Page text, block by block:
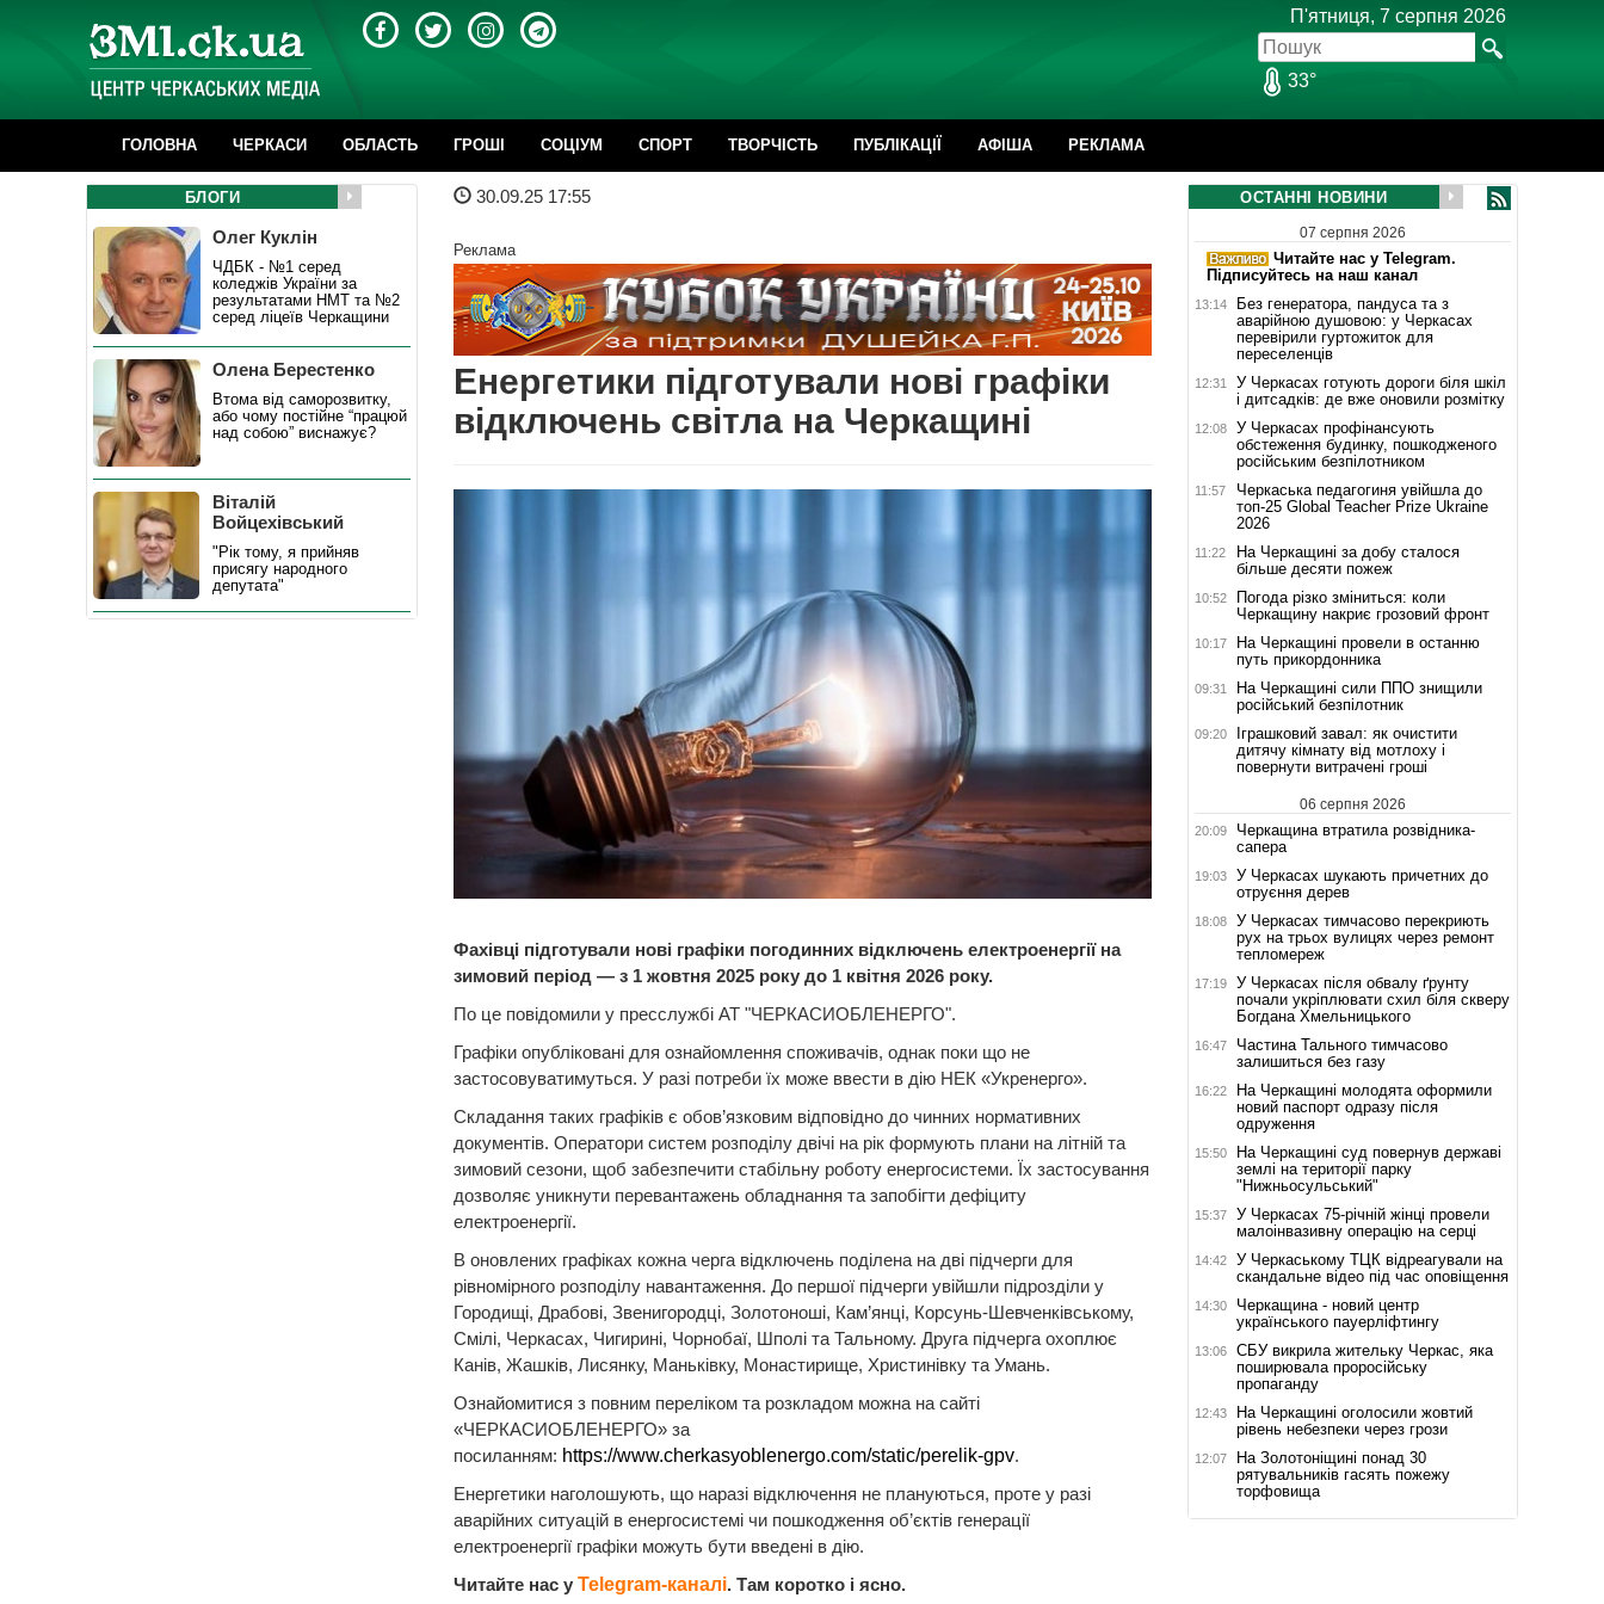
П'ятниця, 7 серпня 2026
33°
ГОЛОВНА ЧЕРКАСИ ОБЛАСТЬ ГРОШІ CОЦІУМ СПОРТ ТВОРЧІСТЬ ПУБЛІКАЦІЇ АФІША РЕКЛАМА
30.09.25 17:55
Реклама
Енергетики підготували нові графіки
відключень світла на Черкащині
Фахівці підготували нові графіки погодинних відключень електроенергії на
зимовий період — з 1 жовтня 2025 року до 1 квітня 2026 року.
По це повідомили у пресслужбі АТ "ЧЕРКАСИОБЛЕНЕРГО".
Графіки опубліковані для ознайомлення споживачів, однак поки що не
застосовуватимуться. У разі потреби їх може ввести в дію НЕК «Укренерго».
Складання таких графіків є обов’язковим відповідно до чинних нормативних
документів. Оператори систем розподілу двічі на рік формують плани на літній та
зимовий сезони, щоб забезпечити стабільну роботу енергосистеми. Їх застосування
дозволяє уникнути перевантажень обладнання та запобігти дефіциту
електроенергії.
В оновлених графіках кожна черга відключень поділена на дві підчерги для
рівномірного розподілу навантаження. До першої підчерги увійшли підрозділи у
Городищі, Драбові, Звенигородці, Золотоноші, Кам’янці, Корсунь-Шевченківському,
Смілі, Черкасах, Чигирині, Чорнобаї, Шполі та Тальному. Друга підчерга охоплює
Канів, Жашків, Лисянку, Маньківку, Монастирище, Христинівку та Умань.
Ознайомитися з повним переліком та розкладом можна на сайті
«ЧЕРКАСИОБЛЕНЕРГО» за
посиланням: https://www.cherkasyoblenergo.com/static/perelik-gpv.
Енергетики наголошують, що наразі відключення не плануються, проте у разі
аварійних ситуацій в енергосистемі чи пошкодження об’єктів генерації
електроенергії графіки можуть бути введені в дію.
Читайте нас у Telegram-каналі. Там коротко і ясно.
БЛОГИ
Олег Куклін
ЧДБК - №1 серед
коледжів України за
результатами НМТ та №2
серед ліцеїв Черкащини
Олена Берестенко
Втома від саморозвитку,
або чому постійне “працюй
над собою” виснажує?
Віталій
Войцехівський
"Рік тому, я прийняв
присягу народного
депутата"
ОСТАННІ НОВИНИ
07 серпня 2026
Читайте нас у Telegram.
Підписуйтесь на наш канал
13:14
Без генератора, пандуса та з
аварійною душовою: у Черкасах
перевірили гуртожиток для
переселенців
12:31
У Черкасах готують дороги біля шкіл
і дитсадків: де вже оновили розмітку
12:08
У Черкасах профінансують
обстеження будинку, пошкодженого
російським безпілотником
11:57
Черкаська педагогиня увійшла до
топ-25 Global Teacher Prize Ukraine
2026
11:22
На Черкащині за добу сталося
більше десяти пожеж
10:52
Погода різко зміниться: коли
Черкащину накриє грозовий фронт
10:17
На Черкащині провели в останню
путь прикордонника
09:31
На Черкащині сили ППО знищили
російський безпілотник
09:20
Іграшковий завал: як очистити
дитячу кімнату від мотлоху і
повернути витрачені гроші
06 серпня 2026
20:09
Черкащина втратила розвідника-
сапера
19:03
У Черкасах шукають причетних до
отруєння дерев
18:08
У Черкасах тимчасово перекриють
рух на трьох вулицях через ремонт
тепломереж
17:19
У Черкасах після обвалу ґрунту
почали укріплювати схил біля скверу
Богдана Хмельницького
16:47
Частина Тального тимчасово
залишиться без газу
16:22
На Черкащині молодята оформили
новий паспорт одразу після
одруження
15:50
На Черкащині суд повернув державі
землі на території парку
"Нижньосульський"
15:37
У Черкасах 75-річній жінці провели
малоінвазивну операцію на серці
14:42
У Черкаському ТЦК відреагували на
скандальне відео під час оповіщення
14:30
Черкащина - новий центр
українського пауерліфтингу
13:06
СБУ викрила жительку Черкас, яка
поширювала проросійську
пропаганду
12:43
На Черкащині оголосили жовтий
рівень небезпеки через грози
12:07
На Золотоніщині понад 30
рятувальників гасять пожежу
торфовища